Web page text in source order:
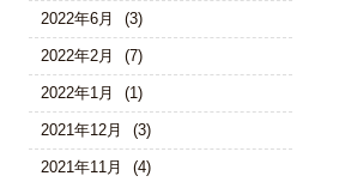
2022年6月 (3)
2022年2月 (7)
2022年1月 (1)
2021年12月 (3)
2021年11月 (4)